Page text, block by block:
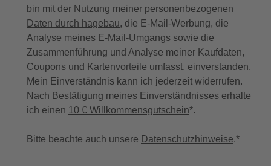
bin mit der Nutzung meiner personenbezogenen
Daten durch hagebau, die E-Mail-Werbung, die
Analyse meines E-Mail-Umgangs sowie die
Zusammenführung und Analyse meiner Kaufdaten,
Coupons und Kartenvorteile umfasst, einverstanden.
Mein Einverständnis kann ich jederzeit widerrufen.
Nach Bestätigung meines Einverständnisses erhalte
ich einen 10 € Willkommensgutschein*.
Bitte beachte auch unsere Datenschutzhinweise.